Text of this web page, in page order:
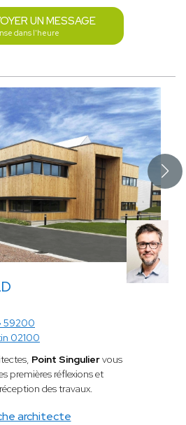
UN MESSAGE
dans l'heure
architecte
59200
02100
Point Singuliervous
premières réflexions et
des travaux.